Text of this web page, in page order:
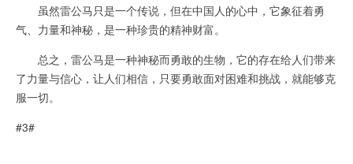
虽然雷公马只是一个传说，但在中国人的心中，它象征着勇
气、力量和神秘，是一种珍贵的精神财富。
总之，雷公马是一种神秘而勇敢的生物，它的存在给人们带来
了力量与信心，让人们相信，只要勇敢面对困难和挑战，就能够克
服一切。
#3#